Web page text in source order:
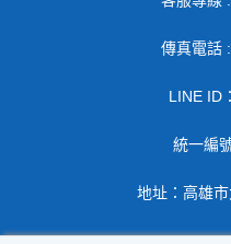
傳真電話
LINE ID
統一編
地址：高雄